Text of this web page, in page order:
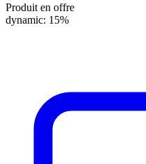
Produit en offre
dynamic: 15%